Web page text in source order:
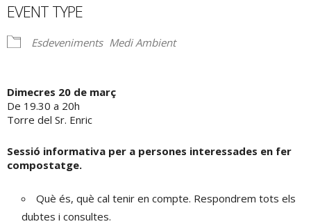
EVENT TYPE
Esdeveniments Medi Ambient
Dimecres 20 de març
De 19.30 a 20h
Torre del Sr. Enric
Sessió informativa per a persones interessades en fer
compostatge.
Què és, què cal tenir en compte. Respondrem tots els
dubtes i consultes.